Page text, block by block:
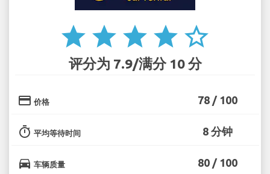
star star star star star_border
评分为 7.9/满分 10 分
credit_card 价格 78 / 100
timer 平均等待时间 8 分钟
directions_car 车辆质量 80 / 100